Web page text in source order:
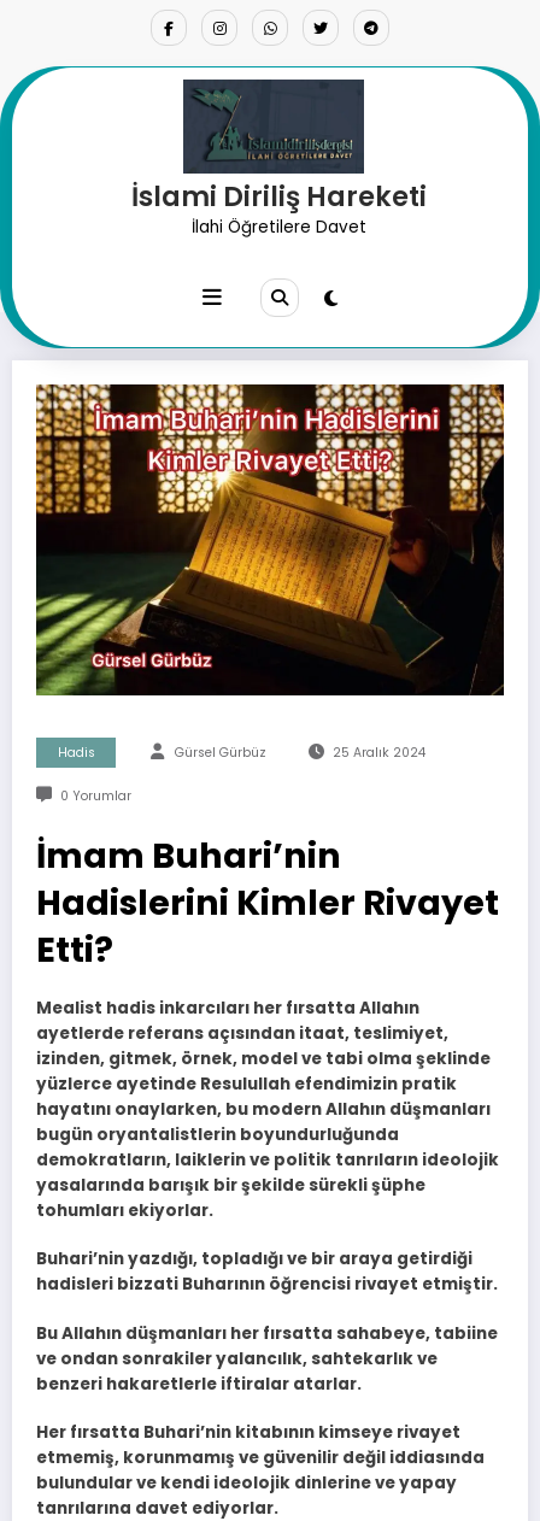
İslami Diriliş Hareketi
İlahi Öğretilere Davet
İmam Buhari’nin Hadislerini
Hadis Gürsel Gürbüz 25 Aralık 2024
0 Yorumlar
İmam Buhari’nin
Hadislerini Kimler Rivayet
Etti?
Mealist hadis inkarcıları her fırsatta Allahın
ayetlerde referans açısından itaat, teslimiyet,
izinden, gitmek, örnek, model ve tabi olma şeklinde
yüzlerce ayetinde Resulullah efendimizin pratik
hayatını onaylarken, bu modern Allahın düşmanları
bugün oryantalistlerin boyundurluğunda
demokratların, laiklerin ve politik tanrıların ideolojik
yasalarında barışık bir şekilde sürekli şüphe
tohumları ekiyorlar.
Buhari’nin yazdığı, topladığı ve bir araya getirdiği
hadisleri bizzati Buharının öğrencisi rivayet etmiştir.
Bu Allahın düşmanları her fırsatta sahabeye, tabiine
ve ondan sonrakiler yalancılık, sahtekarlık ve
benzeri hakaretlerle iftiralar atarlar.
Her fırsatta Buhari’nin kitabının kimseye rivayet
etmemiş, korunmamış ve güvenilir değil iddiasında
bulundular ve kendi ideolojik dinlerine ve yapay
tanrılarına davet ediyorlar.